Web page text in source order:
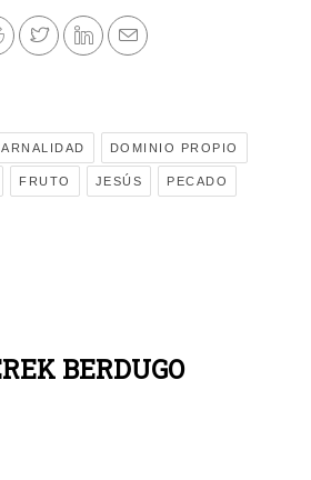
DOMINIO PROPIO
FRUTO JESÚS PECADO
BERDUGO